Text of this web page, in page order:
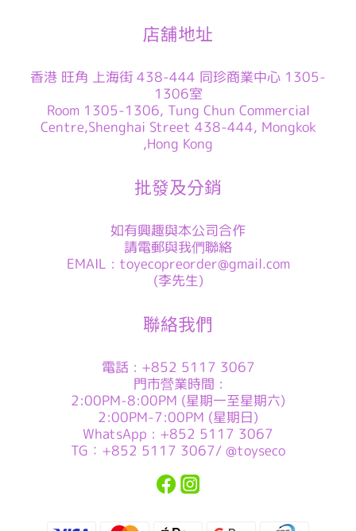
店舖地址
香港 旺角 上海街 438-444 同珍商業中心 1305-
1306室
Room 1305-1306, Tung Chun Commercial
Centre,Shenghai Street 438-444, Mongkok
,Hong Kong
批發及分銷
如有興趣與本公司合作
請電郵與我們聯絡
EMAIL : toyecopreorder@gmail.com
(李先生)
聯絡我們
電話 : +852 5117 3067
門市營業時間 :
2:00PM-8:00PM (星期一至星期六)
2:00PM-7:00PM (星期日)
WhatsApp : +852 5117 3067
TG：+852 5117 3067/ @toyseco